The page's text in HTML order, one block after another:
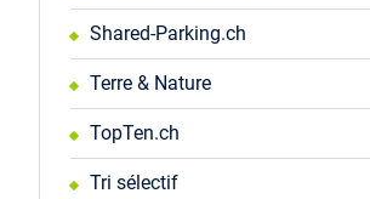
Shared-Parking.ch
Terre & Nature
TopTen.ch
Tri sélectif